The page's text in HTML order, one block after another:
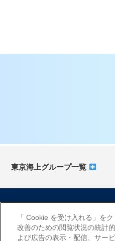
東京海上グループ一覧
「 Cookie を受け入れる」を
改善のための閲覧状況の統計
よび広告の表示・配信、サー